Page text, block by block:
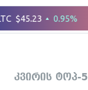
კვირის ტოპ-5